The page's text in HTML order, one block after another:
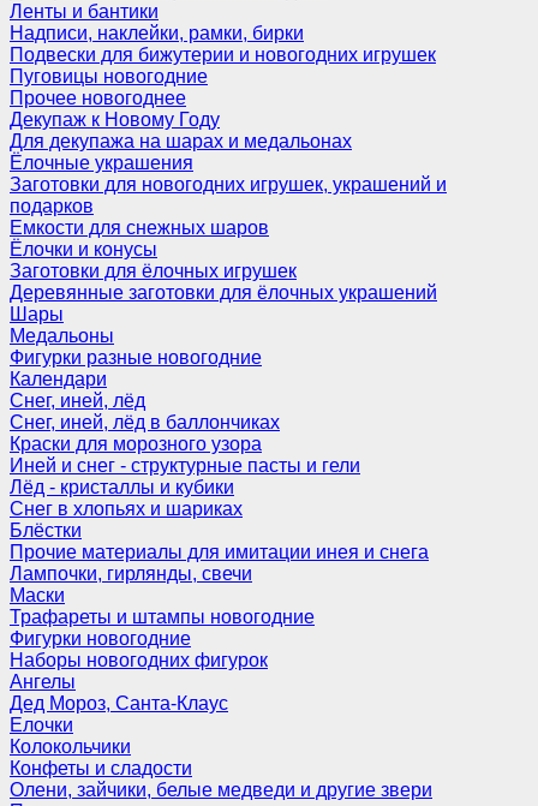
Ленты и бантики
Надписи, наклейки, рамки, бирки
Подвески для бижутерии и новогодних игрушек
Пуговицы новогодние
Прочее новогоднее
Декупаж к Новому Году
Для декупажа на шарах и медальонах
Ёлочные украшения
Заготовки для новогодних игрушек, украшений и
подарков
Емкости для снежных шаров
Ёлочки и конусы
Заготовки для ёлочных игрушек
Деревянные заготовки для ёлочных украшений
Шары
Медальоны
Фигурки разные новогодние
Календари
Снег, иней, лёд
Снег, иней, лёд в баллончиках
Краски для морозного узора
Иней и снег - структурные пасты и гели
Лёд - кристаллы и кубики
Снег в хлопьях и шариках
Блёстки
Прочие материалы для имитации инея и снега
Лампочки, гирлянды, свечи
Маски
Трафареты и штампы новогодние
Фигурки новогодние
Наборы новогодних фигурок
Ангелы
Дед Мороз, Санта-Клаус
Елочки
Колокольчики
Конфеты и сладости
Олени, зайчики, белые медведи и другие звери